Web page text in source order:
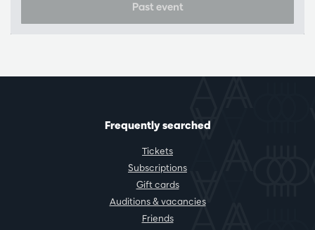
Past event
Frequently searched
Tickets
Subscriptions
Gift cards
Auditions & vacancies
Friends